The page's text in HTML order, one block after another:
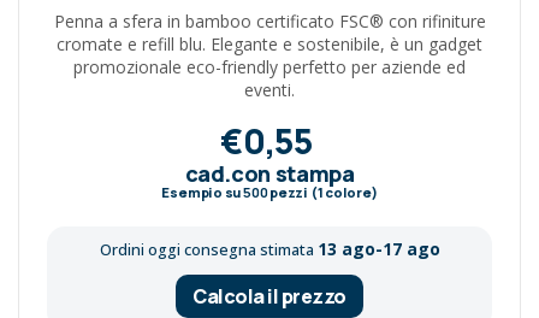
Penna a sfera in bamboo certificato FSC® con rifiniture
cromate e refill blu. Elegante e sostenibile, è un gadget
promozionale eco-friendly perfetto per aziende ed
eventi.
€0,55
cad.con stampa
Esempio su500pezzi (1 colore)
Ordini oggi consegna stimata 13 ago-17 ago
Calcola il prezzo